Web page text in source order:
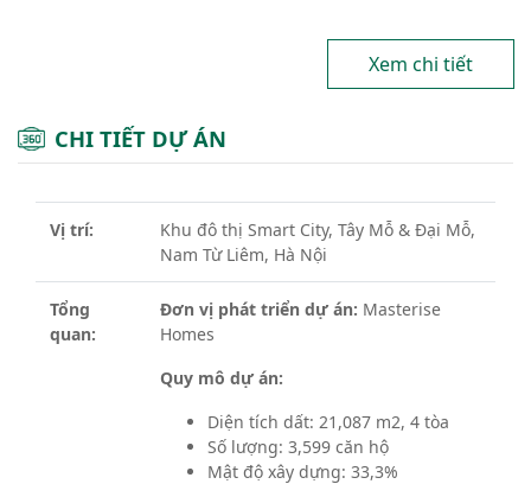
Xem chi tiết
CHI TIẾT DỰ ÁN
Vị trí:
Khu đô thị Smart City, Tây Mỗ & Đại Mỗ,
Nam Từ Liêm, Hà Nội
Tổng
quan:
Đơn vị phát triển dự án: Masterise
Homes
Quy mô dự án:
Diện tích dất: 21,087 m2, 4 tòa
Số lượng: 3,599 căn hộ
Mật độ xây dựng: 33,3%